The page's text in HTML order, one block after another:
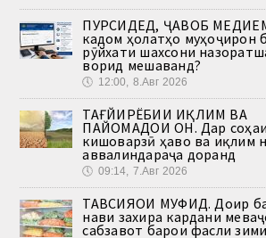
ПУРСИДЕД, ҶАВОБ
кадом ҳолатҳо муҳоҷирон
рӯйхати шахсони
ворид мешаванд?
🕔 12:00, 8.Авг 2026
ТАҒЙИРЁБИИ ИҚЛИМ ВА
ПАЙОМАДҲОИ ОН. Дар соҳаи
кишоварзӣ ҳаво ва иқлим
аввалиндараҷа доранд
🕔 09:14, 7.Авг 2026
ТАВСИЯҲОИ МУФИД. Доир
нави захира кардани
сабзавот барои фасли